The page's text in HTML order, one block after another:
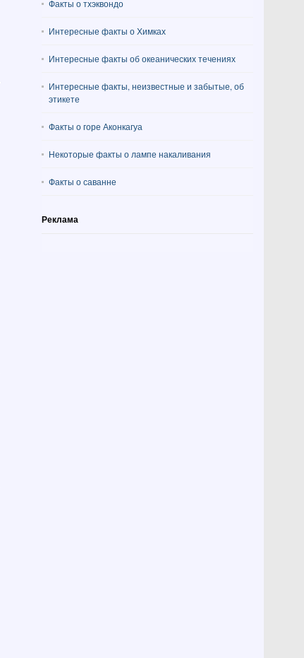
Факты о тхэквондо
Интересные факты о Химках
Интересные факты об океанических течениях
Интересные факты, неизвестные и забытые, об
этикете
Факты о горе Аконкагуа
Некоторые факты о лампе накаливания
Факты о саванне
Реклама